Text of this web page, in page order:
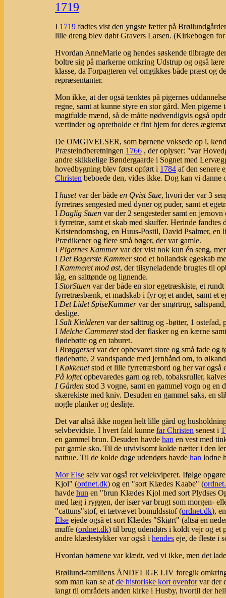
1719
I 1719 fødtes vist den yngste fætter på
lille dreng blev døbt Gravers Larsen. (Kirkebogen
Hvordan AnneMarie og hendes søskende tilbragte
boltre sig på markerne omkring Udstrup og også
klasse, da Forpagteren vel omgikkes både præst og
repræsentanter.
Mon ikke, at der også tænktes på pigernes
regne, samt at kunne styre en stor gård. Men
magtfulde mænd, så de måtte nødvendigvis også
værtinder og opretholde et fint hjem for deres
De OMGIVELSER, som børnene voksede op i,
Præsteindberetningen 1766 , der oplyser: "var
andre skikkelige Bøndergaarde i Sognet med
hovedbygning blev først opført i 1784 af den senere
Christen beboede den, vides ikke. Dog kan vi
I husetvar der både en Qvist Stue, hvori der var 3
fyrretræs sengested med dyner og puder, samt et
I Daglig Stuen var der 2 sengesteder samt en
i fyrretræ, samt et skab med skuffer. Herinde fandtes
Kristendomsbog, en Huus-Postil, David Psalmer,
Prædikener og flere små bøger, der var gamle.
I Pigernes Kammervar der vist nok kun én seng,
I Det Bagerste Kammerstod et hollandsk egeskab
I Kammeret mod øst, der tilsyneladende brugtes til
låg, en salttønde og lignende.
I StorStuen var der både en stor egetræskiste, et
fyrretræsbænk, et madskab i fyr og et andet, samt et
I Det Lidet SpiseKammervar der smørtrug,
deslige.
I Salt Kielderen var der salttrug og -bøtter, 1 ostefad,
I Melche Cammeretstod der flasker og en kærne
flødebøtte og en taburet.
I Brøggersetvar der opbevaret store og små fade og
flødebøtte, 2 vandspande med jernbånd om, to
I Køkkenetstod et lille fyrretræsbord og her var også
På loftetopbevaredes garn og reb, tobaksruller,
I Gården stod 3 vogne, samt en gammel vogn og en
skærekiste med kniv. Desuden en gammel saks, en
nogle planker og deslige.
Det var altså ikke nogen helt lille gård og
selvbevidste. I hvert fald kunne far Christen senest i
en gammel brun. Desuden havde han en vest med
par gamle sko. Til de utvivlsomt kolde nætter i den
nathue. Til de kolde dage udendørs havde han lodne
Mor Else selv var også ret velekviperet. Ifølge
Kjol" (ordnet.dk) og en "sort Klædes Kaabe" (
havde hun en "brun Klædes Kjol med sort Plydses
med læg i ryggen, der især var brugt som morgen-
"cattuns"stof, et tætvævet bomuldsstof (ordnet.dk),
Else ejede også et sort Klædes "Skiørt" (altså en
muffe (ordnet.dk) til brug udendørs i koldt vejr og et
andre klædestykker var også i hendes eje, de fleste i
Hvordan børnene var klædt, ved vi ikke, men det
Brøllund-familiens ÅNDELIGE LIV foregik
som man kan se afde historiske kort ovenforvar der
langt til områdets anden kirke i Husby, hvortil der